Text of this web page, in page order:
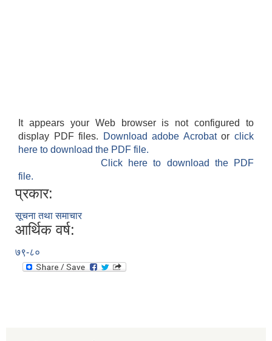
It appears your Web browser is not configured to
display PDF files.
Download adobe Acrobatorclick
here to download the PDF file.
Click here to download the PDF
file.
प्रकार:
सूचना तथा समाचार
आर्थिक वर्ष:
७९-८०